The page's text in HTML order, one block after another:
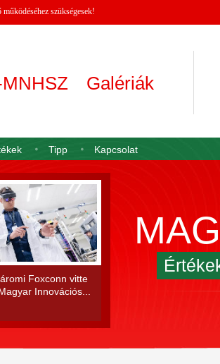
szükségesek!
Galériák
Tipp Kapcsolat
Foxconn vitte
Innovációs...